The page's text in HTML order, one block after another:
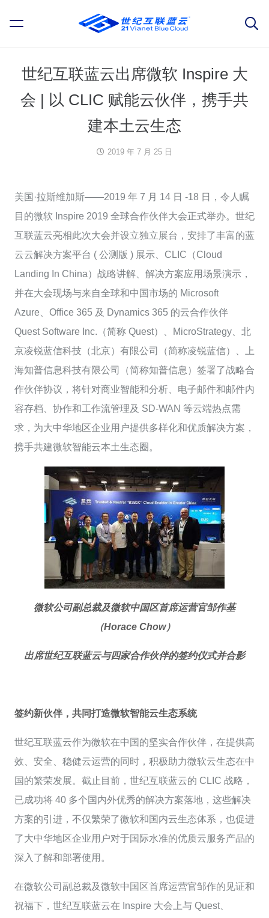
世纪互联蓝云出席微软 Inspire 大
会 | 以 CLIC 赋能云伙伴，携手共
建本土云生态
2019 年 7 月 25 日
美国·拉斯维加斯——2019 年 7 月 14 日 -18 日，令人瞩
目的微软 Inspire 2019 全球合作伙伴大会正式举办。世纪
互联蓝云亮相此次大会并设立独立展台，安排了丰富的蓝
云云解决方案平台 ( 公测版 ) 展示、CLIC（Cloud
Landing In China）战略讲解、解决方案应用场景演示，
并在大会现场与来自全球和中国市场的 Microsoft
Azure、Office 365 及 Dynamics 365 的云合作伙伴
Quest Software Inc.（简称 Quest）、MicroStrategy、北
京凌锐蓝信科技（北京）有限公司（简称凌锐蓝信）、上
海知普信息科技有限公司（简称知普信息）签署了战略合
作伙伴协议，将针对商业智能和分析、电子邮件和邮件内
容存档、协作和工作流管理及 SD-WAN 等云端热点需
求，为大中华地区企业用户提供多样化和优质解决方案，
携手共建微软智能云本土生态圈。
微软公司副总裁及微软中国区首席运营官邹作基
（Horace Chow）
出席世纪互联蓝云与四家合作伙伴的签约仪式并合影
签约新伙伴，共同打造微软智能云生态系统
世纪互联蓝云作为微软在中国的坚实合作伙伴，在提供高
效、安全、稳健云运营的同时，积极助力微软云生态在中
国的繁荣发展。截止目前，世纪互联蓝云的 CLIC 战略，
已成功将 40 多个国内外优秀的解决方案落地，这些解决
方案的引进，不仅繁荣了微软和国内云生态体系，也促进
了大中华地区企业用户对于国际水准的优质云服务产品的
深入了解和部署使用。
在微软公司副总裁及微软中国区首席运营官邹作的见证和
祝福下，世纪互联蓝云在 Inspire 大会上与 Quest、